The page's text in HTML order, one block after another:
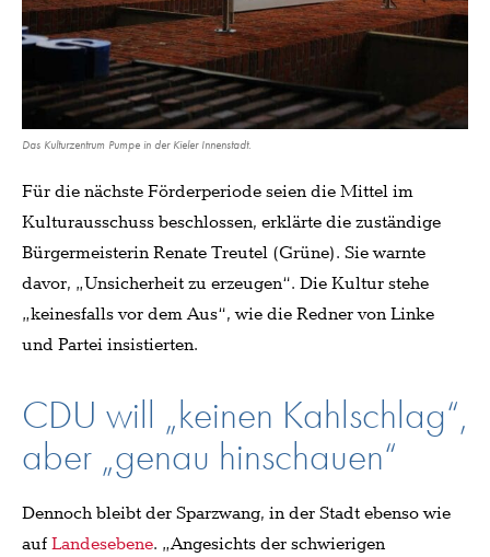
Das Kulturzentrum Pumpe in der Kieler Innenstadt.
Für die nächste Förderperiode seien die Mittel im
Kulturausschuss beschlossen, erklärte die zuständige
Bürgermeisterin Renate Treutel (Grüne). Sie warnte
davor, „Unsicherheit zu erzeugen“. Die Kultur stehe
„keinesfalls vor dem Aus“, wie die Redner von Linke
und Partei insistierten.
CDU will „keinen Kahlschlag“,
aber „genau hinschauen“
Dennoch bleibt der Sparzwang, in der Stadt ebenso wie
aufLandesebene. „Angesichts der schwierigen